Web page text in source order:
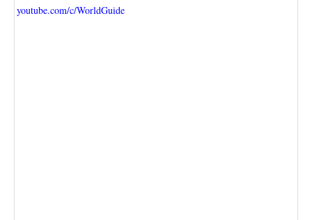
youtube.com/c/WorldGuide